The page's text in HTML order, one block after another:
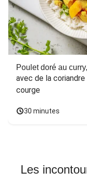
Poulet doré au
avec de la
courge
30 minutes
Les